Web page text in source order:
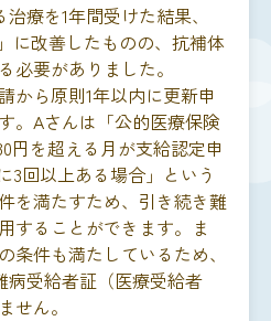
療を1年間受けた結果、
に改善したものの、抗補体
必要がありました。
から原則1年以内に更新申
。Aさんは「公的医療保険
円を超える月が支給認定申
3回以上ある場合」という
を満たすため、引き続き難
することができます。ま
条件も満たしているため、
病受給者証（医療受給者
せん。